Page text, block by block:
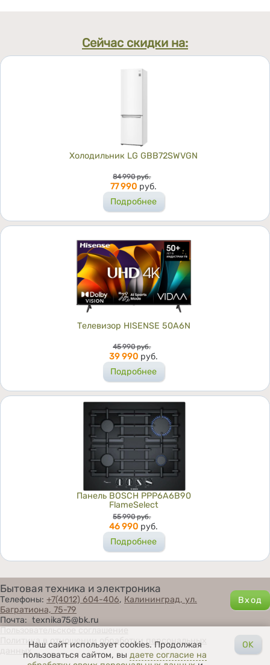
Сейчас скидки на:
Холодильник LG GBB72SWVGN
Цена
84 990 руб.
77 990 руб.
Подробнее
Телевизор HISENSE 50A6N
Цена
45 990 руб.
39 990 руб.
Подробнее
Панель BOSCH PPP6A6B90
FlameSelect
Цена
55 990 руб.
46 990 руб.
Подробнее
Бытовая техника и электроника
Телефоны: +7(4012) 604-406, Калининград, ул.
Багратиона, 75-79
Почта: texnika75@bk.ru
Политика в отношении обработки персональных
данных
Наш сайт использует cookies. Продолжая
пользоваться сайтом, выдаете согласие на
OK